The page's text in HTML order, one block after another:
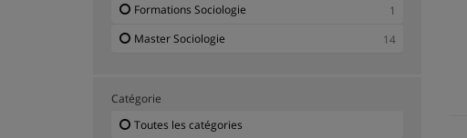
Formations Sociologie
1
Master Sociologie
14
Catégorie
Toutes les catégories